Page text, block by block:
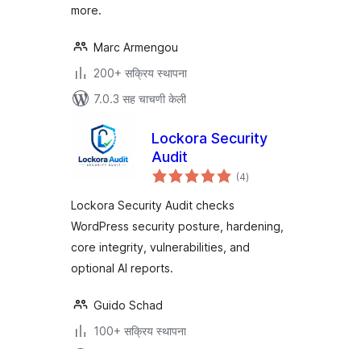
more.
Marc Armengou
200+ सक्रिय स्थापना
7.0.3 सह चाचणी केली
Lockora Security
Audit
(4एकूण
मूल्यांकन
)
Lockora Security Audit checks
WordPress security posture, hardening,
core integrity, vulnerabilities, and
optional AI reports.
Guido Schad
100+ सक्रिय स्थापना